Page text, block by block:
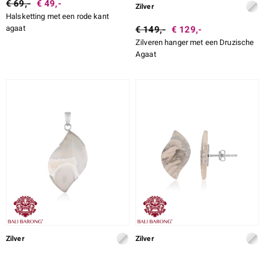
€ 69,- € 49,-
Halsketting met een rode kant
agaat
Zilver
€ 149,- € 129,-
Zilveren hanger met een Druzische
Agaat
Zilver Zilver